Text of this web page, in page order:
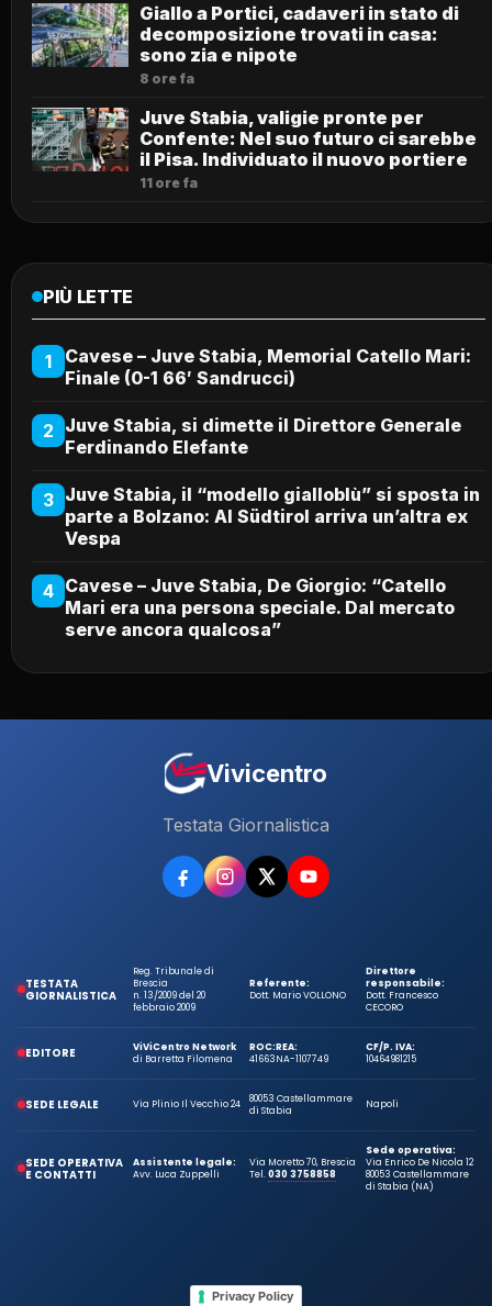
Giallo a Portici, cadaveri in stato di
decomposizione trovati in casa:
sono zia e nipote
8 ore fa
Juve Stabia, valigie pronte per
Confente: Nel suo futuro ci sarebbe
il Pisa. Individuato il nuovo portiere
11 ore fa
PIÙ LETTE
1
Cavese – Juve Stabia, Memorial Catello Mari:
Finale (0-1 66′ Sandrucci)
2 Juve Stabia, si dimette il Direttore Generale
Ferdinando Elefante
3 Juve Stabia, il “modello gialloblù” si sposta in
parte a Bolzano: Al Südtirol arriva un’altra ex
Vespa
4 Cavese – Juve Stabia, De Giorgio: “Catello
Mari era una persona speciale. Dal mercato
serve ancora qualcosa”
Vivicentro
Testata Giornalistica
TESTATA
GIORNALISTICA
Reg. Tribunale di
Brescia
n. 13/2009 del 20
febbraio 2009
Referente:
Dott. Mario VOLLONO
Direttore
responsabile:
Dott. Francesco
CECORO
EDITORE
ViViCentro Network
di Barretta Filomena
ROC:
41663
REA:
NA-1107749
CF/P. IVA:
10464981215
SEDE LEGALE Via Plinio Il Vecchio 24
80053 Castellammare
di Stabia
Napoli
SEDE OPERATIVA
E CONTATTI
Assistente legale:
Avv. Luca Zuppelli
Via Moretto 70, Brescia
Tel.030 3758858
Sede operativa:
Via Enrico De Nicola 12
80053 Castellammare
di Stabia (NA)
Privacy Policy